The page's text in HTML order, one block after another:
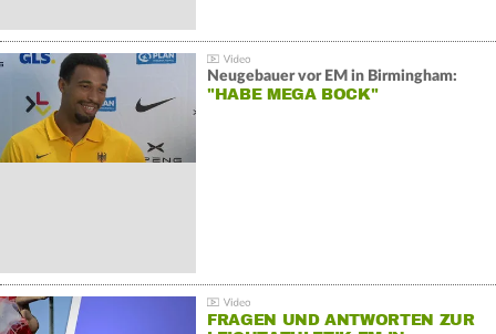
Neugebauer vor EM in Birmingham:
"HABE MEGA BOCK"
FRAGEN UND ANTWORTEN ZUR